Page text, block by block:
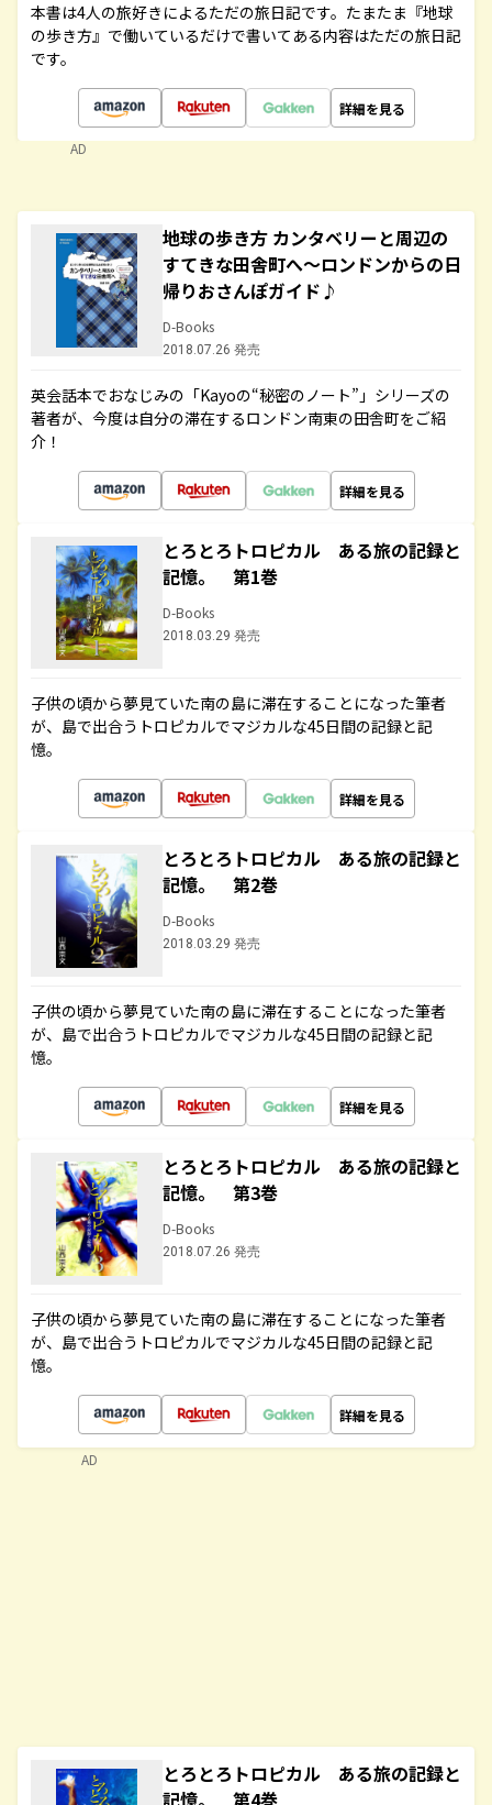
本書は4人の旅好きによるただの旅日記です。たまたま『地球
の歩き方』で働いているだけで書いてある内容はただの旅日記
です。
詳細を見る
AD
地球の歩き方 カンタベリーと周辺の
すてきな田舎町へ～ロンドンからの日
帰りおさんぽガイド♪
D-Books
2018.07.26 発売
英会話本でおなじみの「Kayoの“秘密のノート”」シリーズの
著者が、今度は自分の滞在するロンドン南東の田舎町をご紹
介！
詳細を見る
とろとろトロピカル ある旅の記録と
記憶。 第1巻
D-Books
2018.03.29 発売
子供の頃から夢見ていた南の島に滞在することになった筆者
が、島で出合うトロピカルでマジカルな45日間の記録と記
憶。
詳細を見る
とろとろトロピカル ある旅の記録と
記憶。 第2巻
D-Books
2018.03.29 発売
子供の頃から夢見ていた南の島に滞在することになった筆者
が、島で出合うトロピカルでマジカルな45日間の記録と記
憶。
詳細を見る
とろとろトロピカル ある旅の記録と
記憶。 第3巻
D-Books
2018.07.26 発売
子供の頃から夢見ていた南の島に滞在することになった筆者
が、島で出合うトロピカルでマジカルな45日間の記録と記
憶。
詳細を見る
とろとろトロピカル ある旅の記録と
記憶。 第4巻
AD